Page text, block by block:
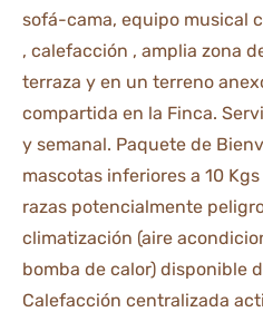
sofá-cama, equipo musical
, calefacción , amplia zona
terraza y en un terreno
compartida en la Finca.
y semanal. Paquete de
mascotas inferiores a 10
razas potencialmente
climatización (aire
bomba de calor) disponible
Calefacción centralizada